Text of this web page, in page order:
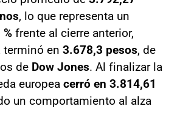
, lo que representa un
% frente al cierre anterior,
terminó en 3.678,3 pesos, de
de Dow Jones. Al finalizar la
europea cerró en 3.814,61
un comportamiento al alza